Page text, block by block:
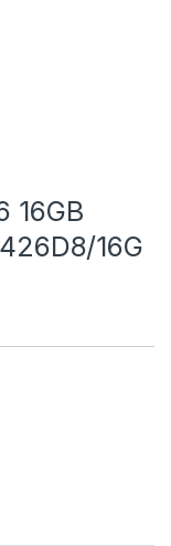
16GB
16G